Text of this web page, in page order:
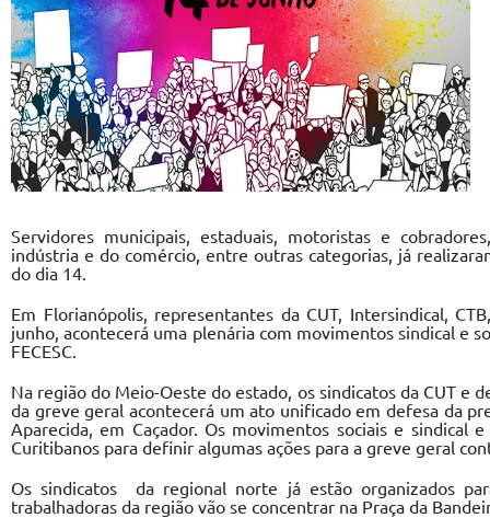
Servidores municipais, estaduais, motoristas e
indústria e do comércio, entre outras categorias, já
do dia 14.
Em Florianópolis, representantes da CUT, Intersindical,
junho, acontecerá uma plenária com movimentos sindical e
FECESC.
Na região do Meio-Oeste do estado, os sindicatos da CUT
da greve geral acontecerá um ato unificado em defesa da
Aparecida, em Caçador. Os movimentos sociais e
Curitibanos para definir algumas ações para a greve geral
Os sindicatos da regional norte já estão organizados
trabalhadoras da região vão se concentrar na Praça da